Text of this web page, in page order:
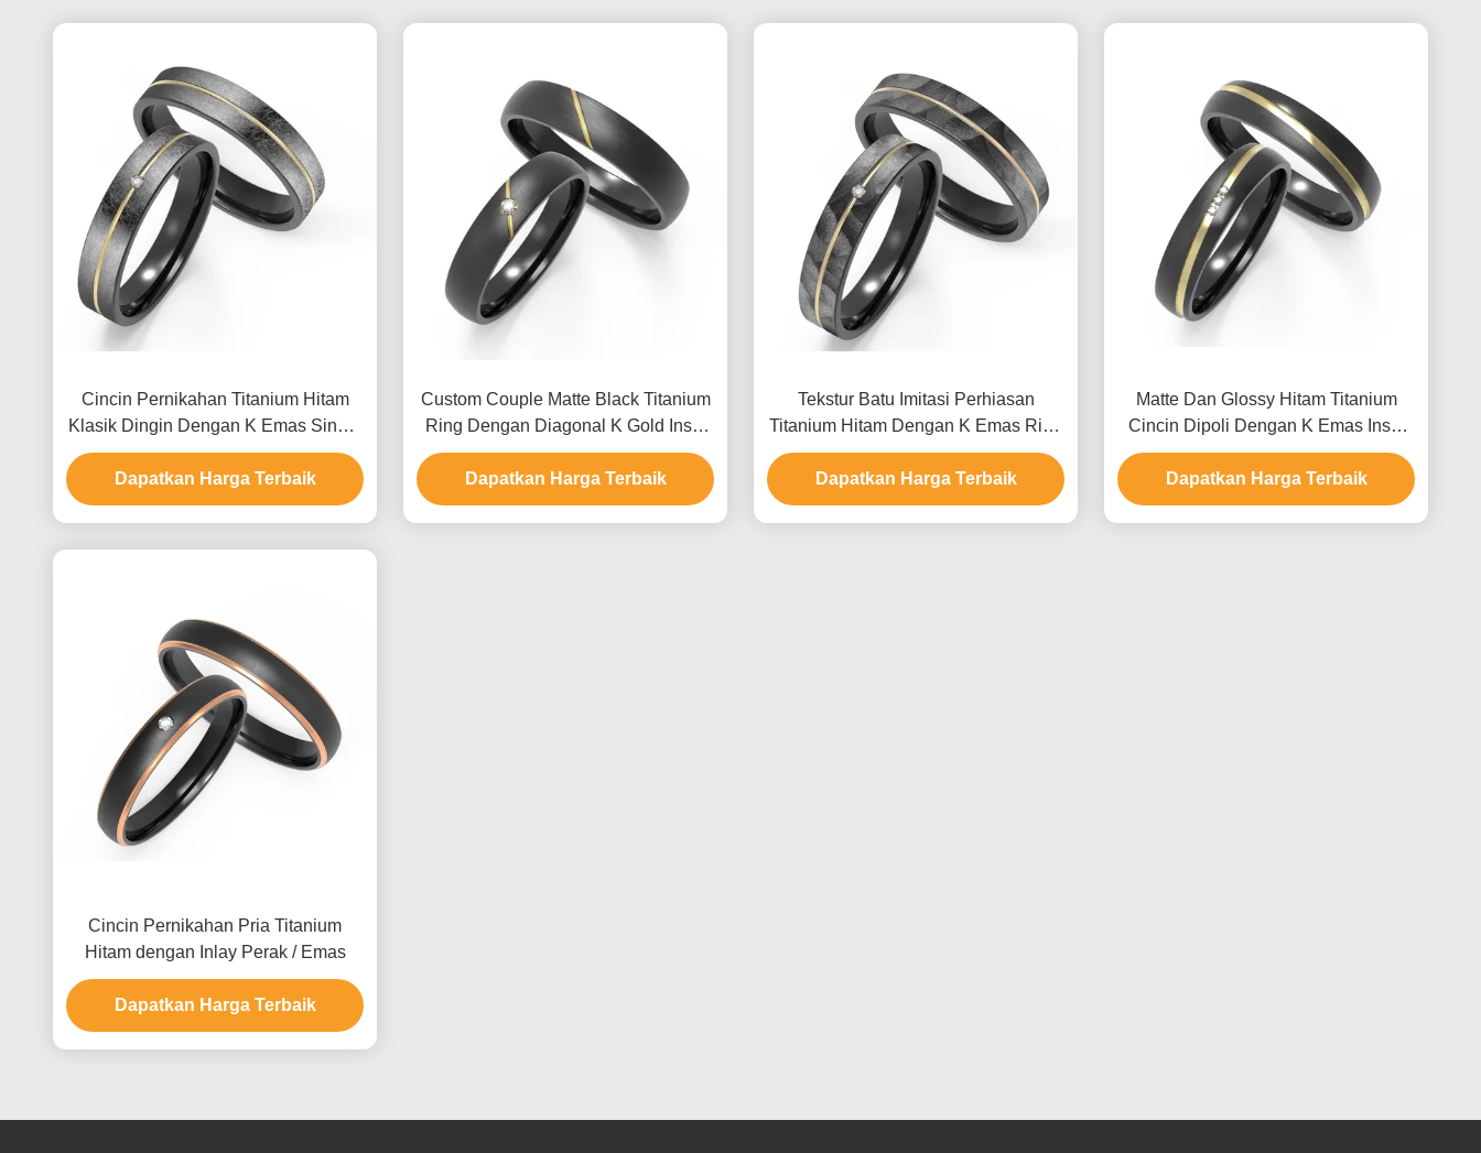
Cincin Pernikahan Titanium Hitam
Klasik Dingin Dengan K Emas Single
Ring Set Zircon Couple Ring
Dapatkan Harga Terbaik
Custom Couple Matte Black Titanium
Ring Dengan Diagonal K Gold Inset
Zircon Design
Dapatkan Harga Terbaik
Tekstur Batu Imitasi Perhiasan
Titanium Hitam Dengan K Emas Ring
Set Zircon Couple Ring
Dapatkan Harga Terbaik
Matte Dan Glossy Hitam Titanium
Cincin Dipoli Dengan K Emas Inset
Zircon Desain
Dapatkan Harga Terbaik
Cincin Pernikahan Pria Titanium
Hitam dengan Inlay Perak / Emas
Dapatkan Harga Terbaik